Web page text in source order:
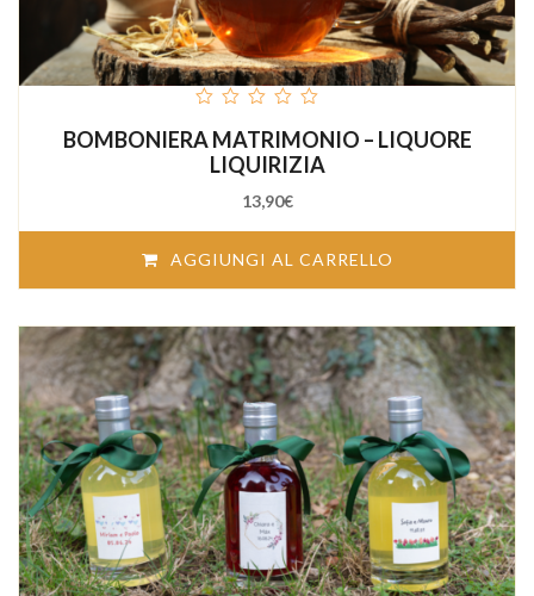
of
5
BOMBONIERA MATRIMONIO – LIQUORE
LIQUIRIZIA
13,90€
AGGIUNGI AL CARRELLO